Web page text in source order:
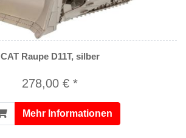
CAT Raupe D11T, silber
278,00 € *
Mehr Informationen